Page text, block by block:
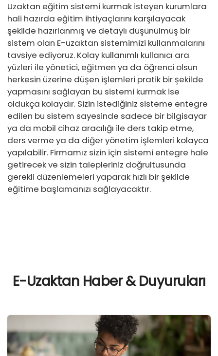
Uzaktan eğitim sistemi kurmak isteyen kurumlara
hali hazırda eğitim ihtiyaçlarını karşılayacak
şekilde hazırlanmış ve detaylı düşünülmüş bir
sistem olan E-uzaktan sistemimizi kullanmalarını
tavsiye ediyoruz. Kolay kullanımlı kullanıcı ara
yüzleri ile yönetici, eğitmen ya da öğrenci olsun
herkesin üzerine düşen işlemleri pratik bir şekilde
yapmasını sağlayan bu sistemi kurmak ise
oldukça kolaydır. Sizin istediğiniz sisteme entegre
edilen bu sistem sayesinde sadece bir bilgisayar
ya da mobil cihaz aracılığı ile ders takip etme,
ders verme ya da diğer yönetim işlemleri kolayca
yapılabilir. Firmamız sizin için sistemi entegre hale
getirecek ve sizin talepleriniz doğrultusunda
gerekli düzenlemeleri yaparak hızlı bir şekilde
eğitime başlamanızı sağlayacaktır.
E-Uzaktan Haber & Duyuruları